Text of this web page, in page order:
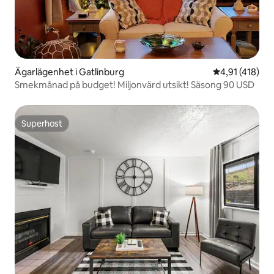
Ägarlägenhet i Gatlinburg 4,91 av 5 i
4,91 (418)
Smekmånad på budget! Miljonvärd utsikt! Säsong 90 USD
Superhost
Superhost